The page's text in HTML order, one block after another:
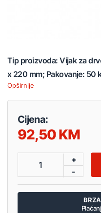
Tip proizvoda: Vijak za
x 220 mm; Pakovanje: 50
Opširnije
Cijena:
92,50
1
+
-